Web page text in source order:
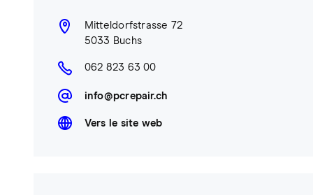
Mitteldorfstrasse 72
5033 Buchs
062 823 63 00
info@pcrepair.ch
Vers le site web